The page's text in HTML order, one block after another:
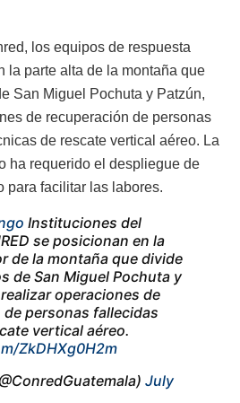
los equipos de respuesta
la parte alta de la montaña que
San Miguel Pochuta y Patzún,
de recuperación de personas
de rescate vertical aéreo. La
ha requerido el despliegue de
para facilitar las labores.
Instituciones del
se posicionan en la
de la montaña que divide
de San Miguel Pochuta y
operaciones de
personas fallecidas
vertical aéreo.
ZkDHXg0H2m
July